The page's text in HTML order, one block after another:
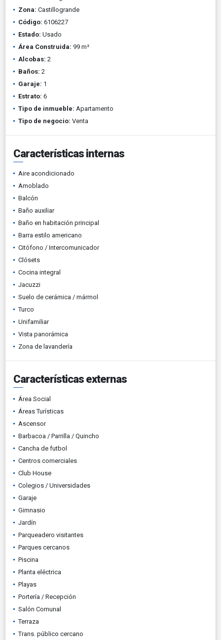
Zona: Castillogrande
Código: 6106227
Estado: Usado
Área Construida: 99 m²
Alcobas: 2
Baños: 2
Garaje: 1
Estrato: 6
Tipo de inmueble: Apartamento
Tipo de negocio: Venta
Características internas
Aire acondicionado
Amoblado
Balcón
Baño auxiliar
Baño en habitación principal
Barra estilo americano
Citófono / Intercomunicador
Clósets
Cocina integral
Jacuzzi
Suelo de cerámica / mármol
Turco
Unifamiliar
Vista panorámica
Zona de lavandería
Características externas
Área Social
Áreas Turísticas
Ascensor
Barbacoa / Parrilla / Quincho
Cancha de futbol
Centros comerciales
Club House
Colegios / Universidades
Garaje
Gimnasio
Jardín
Parqueadero visitantes
Parques cercanos
Piscina
Planta eléctrica
Playas
Portería / Recepción
Salón Comunal
Terraza
Trans. público cercano